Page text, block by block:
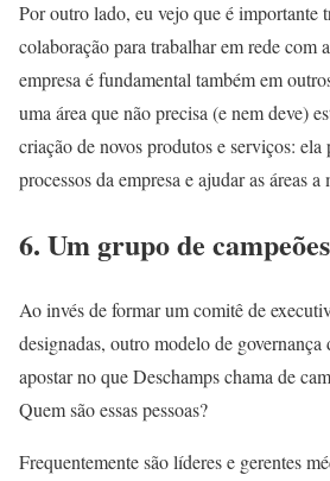
Por outro lado, eu vejo que é importante
colaboração para trabalhar em rede com
empresa é fundamental também em
uma área que não precisa (e nem deve)
criação de novos produtos e serviços: ela
processos da empresa e ajudar as áreas a
6. Um grupo de
Ao invés de formar um comitê de
designadas, outro modelo de governança
apostar no que Deschamps chama de
Quem são essas pessoas?
Frequentemente são líderes e gerentes